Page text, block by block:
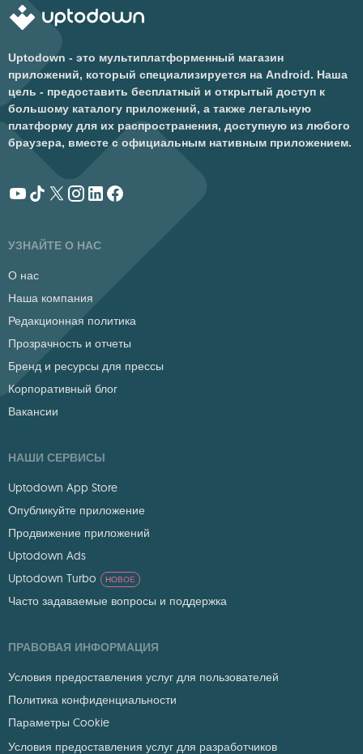
Uptodown - это мультиплатформенный магазин
приложений, который специализируется на Android. Наша
цель - предоставить бесплатный и открытый доступ к
большому каталогу приложений, а также легальную
платформу для их распространения, доступную из любого
браузера, вместе с официальным нативным приложением.
УЗНАЙТЕ О НАС
О нас
Наша компания
Редакционная политика
Прозрачность и отчеты
Бренд и ресурсы для прессы
Корпоративный блог
Вакансии
НАШИ СЕРВИСЫ
Uptodown App Store
Опубликуйте приложение
Продвижение приложений
Uptodown Ads
Uptodown Turbo
НОВОЕ
Часто задаваемые вопросы и поддержка
ПРАВОВАЯ ИНФОРМАЦИЯ
Условия предоставления услуг для пользователей
Политика конфиденциальности
Параметры Cookie
Условия предоставления услуг для разработчиков